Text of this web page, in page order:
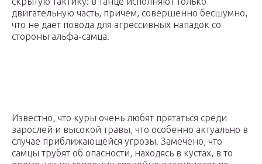
двигательную часть, причем, совершенно бесшумно,
что не дает повода для агрессивных нападок со
стороны альфа-самца.
Известно, что куры очень любят прятаться среди
зарослей и высокой травы, что особенно актуально в
случае приближающейся угрозы. Замечено, что
самцы трубят об опасности, находясь в кустах, в то